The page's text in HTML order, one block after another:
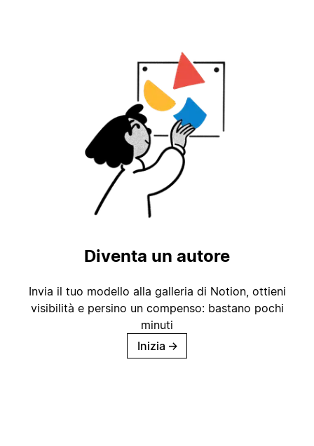
Diventa un autore
Invia il tuo modello alla galleria di Notion, ottieni
visibilità e persino un compenso: bastano pochi
minuti
Inizia →